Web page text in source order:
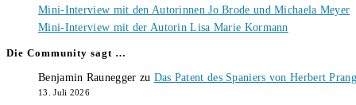
Mini-Interview mit den Autorinnen Jo Brode und Michaela Meyer
Mini-Interview mit der Autorin Lisa Marie Kormann
Die Community sagt …
Benjamin Raunegger zu Das Patent des Spaniers von Herbert
13. Juli 2026